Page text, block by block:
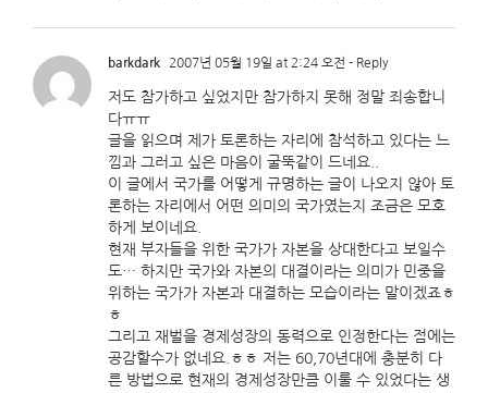
barkdark 2007년 05월 19일 at 2:24 오전 - Reply
저도 참가하고 싶었지만 참가하지 못해 정말 죄송합니
다ㅠㅠ
글을 읽으며 제가 토론하는 자리에 참석하고 있다는 느
낌과 그러고 싶은 마음이 굴뚝같이 드네요..
이 글에서 국가를 어떻게 규명하는 글이 나오지 않아 토
론하는 자리에서 어떤 의미의 국가였는지 조금은 모호
하게 보이네요.
현재 부자들을 위한 국가가 자본을 상대한다고 보일수
도… 하지만 국가와 자본의 대결이라는 의미가 민중을
위하는 국가가 자본과 대결하는 모습이라는 말이겠죠ㅎ
ㅎ
그리고 재벌을 경제성장의 동력으로 인정한다는 점에는
공감할수가 없네요.ㅎㅎ 저는 60,70년대에 충분히 다
른 방법으로 현재의 경제성장만큼 이룰 수 있었다는 생